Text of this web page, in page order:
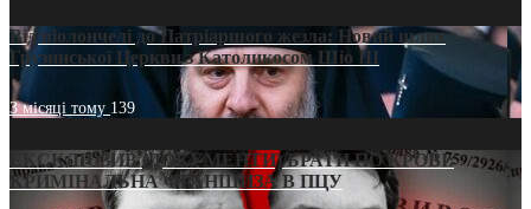
Від віолончелі до Патріаршого жезла: Новий шлях
Грузинської Церкви з Католикосом Шіо III
3 місяці тому 139
ЕКСКЛЮЗИВ (ДОКУМЕНТИ)/БРАТИ ПО КРОВІ:
КРИМІНАЛЬНА ФРАНШИЗА В ПЦУ